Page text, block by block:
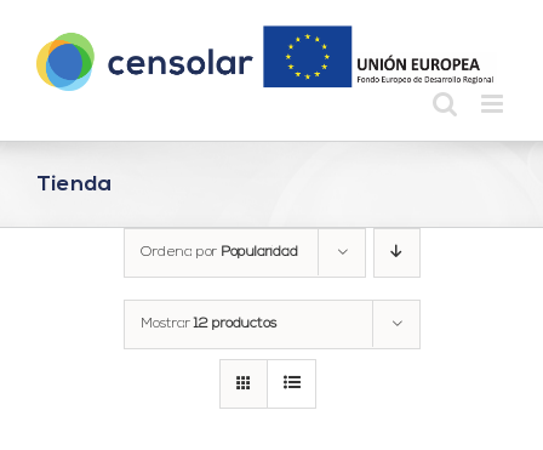
contenido
Tienda
Ordena por Popularidad
Mostrar12 productos